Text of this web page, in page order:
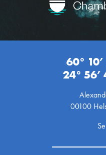
60°
24° 56’
00100